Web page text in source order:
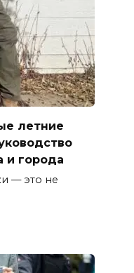
летние
и города
— это не